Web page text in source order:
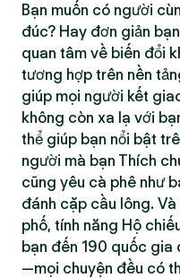
Bạn muốn có người
đúc? Hay đơn giản
quan tâm về biến đổi
tương hợp trên nền
giúp mọi người kết
không còn xa lạ với
thể giúp bạn nổi bật
người mà bạn Thích
cũng yêu cà phê như
đánh cặp cầu lông.
phố, tính năng Hộ
bạn đến 190 quốc gia
—mọi chuyện đều có